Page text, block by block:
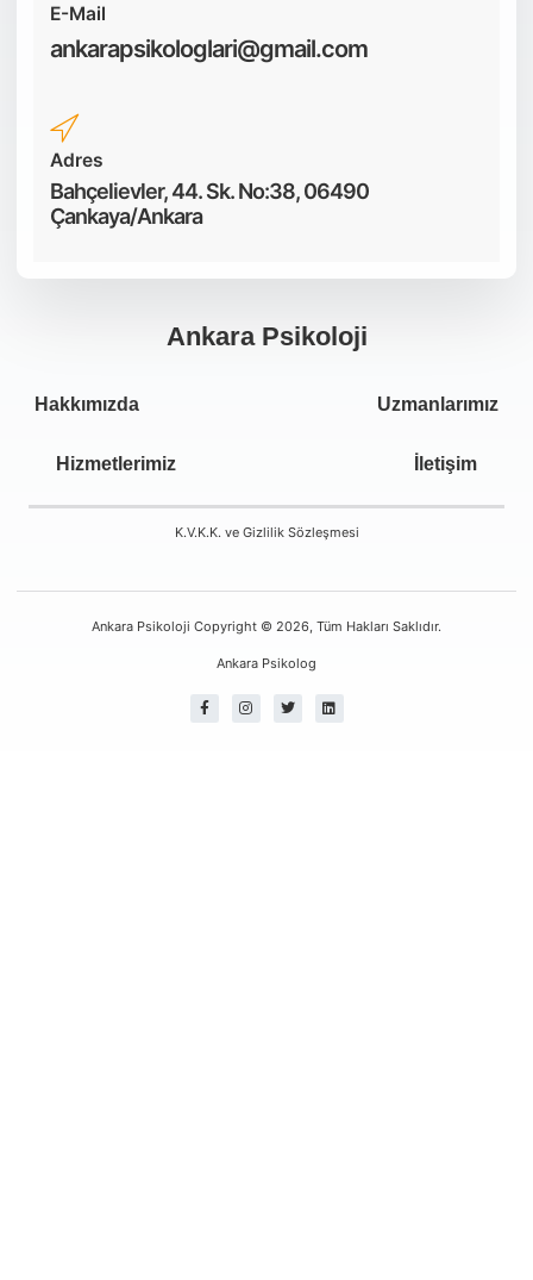
E-Mail
ankarapsikologlari@gmail.com
Adres
Bahçelievler, 44. Sk. No:38, 06490
Çankaya/Ankara
Ankara Psikoloji
Hakkımızda Uzmanlarımız
Hizmetlerimiz İletişim
K.V.K.K. ve Gizlilik Sözleşmesi
Ankara Psikoloji Copyright © 2026, Tüm Hakları Saklıdır.
Ankara Psikolog